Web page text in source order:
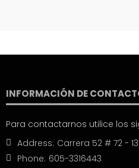
INFORMACIÓN DE
Para contactarnos utilice los
Address: Carrera 52 # 72 -
Phone: 605-3316443